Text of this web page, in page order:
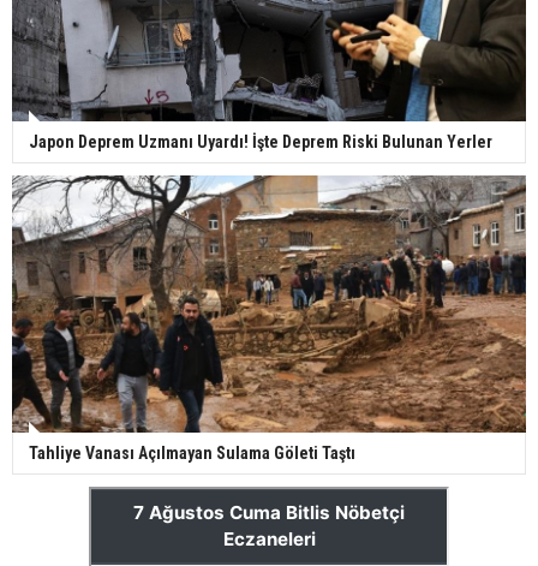
Japon Deprem Uzmanı Uyardı! İşte Deprem Riski Bulunan Yerler
Tahliye Vanası Açılmayan Sulama Göleti Taştı